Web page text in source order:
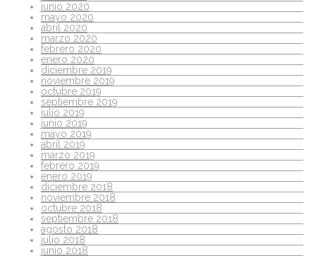
junio 2020
mayo 2020
abril 2020
marzo 2020
febrero 2020
enero 2020
diciembre 2019
noviembre 2019
octubre 2019
septiembre 2019
julio 2019
junio 2019
mayo 2019
abril 2019
marzo 2019
febrero 2019
enero 2019
diciembre 2018
noviembre 2018
octubre 2018
septiembre 2018
agosto 2018
julio 2018
junio 2018